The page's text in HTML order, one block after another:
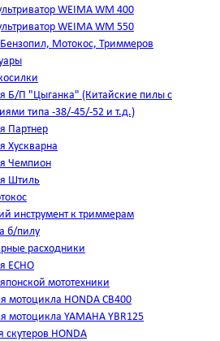
WEIMA WM 400
WEIMA WM 550
Мотокос, Триммеров
Б/П "Цыганка" (Китайские пилы с
типа -38/-45/-52 и т.д.)
Партнер
Хускварна
Чемпион
Штиль
инструмент к триммерам
б/пилу
расходники
ЕСНО
мототехники
мотоцикла HONDA CB400
мотоцикла YAMAHA YBR125
скутеров HONDA